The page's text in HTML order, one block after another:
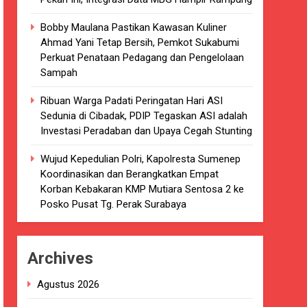
di puskesmas.
terkait Dugaan beredar nya Obat
DPRD Kabupaten Sukabumi Angkat
akan Kadaluarsa oleh Puskesmas
Bobby Maulana Pastikan Kawasan Kuliner
Ahmad Yani Tetap Bersih, Pemkot Sukabumi
Perkuat Penataan Pedagang dan Pengelolaan
Sampah
Ribuan Warga Padati Peringatan Hari ASI
Sedunia di Cibadak, PDIP Tegaskan ASI adalah
Investasi Peradaban dan Upaya Cegah Stunting
Wujud Kepedulian Polri, Kapolresta Sumenep
Koordinasikan dan Berangkatkan Empat
Korban Kebakaran KMP Mutiara Sentosa 2 ke
Posko Pusat Tg. Perak Surabaya
Archives
Agustus 2026